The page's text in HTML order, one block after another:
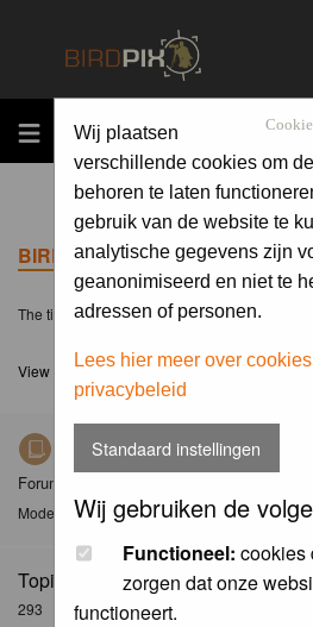
MENU
Wij plaatsen
verschillende cookies om
behoren te laten
gebruik van de website te
analytische gegevens zijn
geanonimiseerd en niet te
adressen of personen.
Lees hier meer over
privacybeleid
Standaard instellingen
Wij gebruiken de
Functioneel: cookies
zorgen dat onze
functioneert.
BIRDPIX.NL FORUM INDEX
The time now is Mon 10 Aug 2026, 9:57
View unanswered posts
Nieuws
Forum met nieuwsberichten over Birdpix
ModeratorModerators
Topics:
293